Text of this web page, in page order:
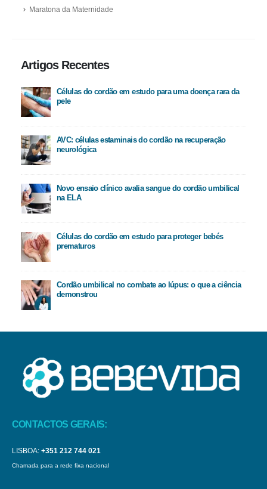
Maratona da Maternidade
Artigos Recentes
Células do cordão em estudo para uma doença rara da
pele
AVC: células estaminais do cordão na recuperação
neurológica
Novo ensaio clínico avalia sangue do cordão umbilical
na ELA
Células do cordão em estudo para proteger bebés
prematuros
Cordão umbilical no combate ao lúpus: o que a ciência
demonstrou
CONTACTOS GERAIS:
LISBOA: +351 212 744 021
Chamada para a rede fixa nacional